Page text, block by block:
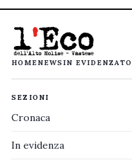
HOMENEWS IN EVIDENZA
SEZIONI
Cronaca
In evidenza